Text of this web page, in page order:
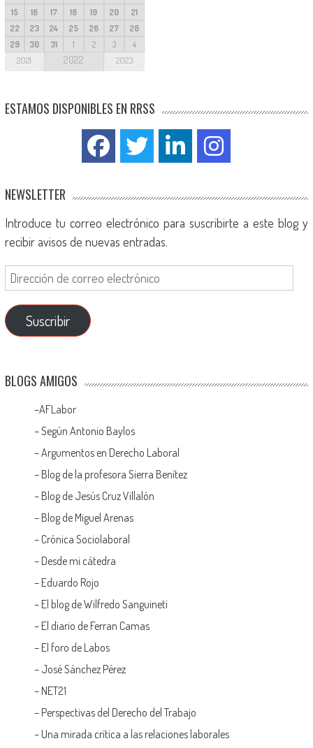
15
16 17 18 19 20
21
22
23 24 25 26 27
28
29
30 31 1 2 3 4
2021 2022 2023
ESTAMOS DISPONIBLES EN RRSS
NEWSLETTER
Introduce tu correo electrónico para suscribirte a este blog y
recibir avisos de nuevas entradas.
Suscribir
BLOGS AMIGOS
–AFLabor
– Según Antonio Baylos
–Argumentos en Derecho Laboral
– Blog de la profesora Sierra Benítez
– Blog de Jesús Cruz Villalón
– Blog de Miguel Arenas
– Crónica Sociolaboral
– Desde mi cátedra
– Eduardo Rojo
– El blog de Wilfredo Sanguineti
– El diario de Ferran Camas
– El foro de Labos
– José Sánchez Pérez
– NET21
– Perspectivas del Derecho del Trabajo
– Una mirada crítica a las relaciones laborales